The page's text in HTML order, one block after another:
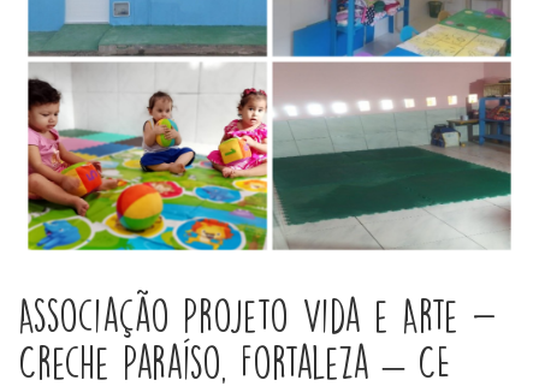
Associação Projeto Vida e Arte -
Creche Paraíso, Fortaleza – CE